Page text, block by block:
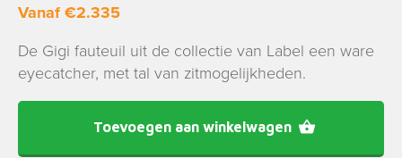
Vanaf €2.335
De Gigi fauteuil uit de collectie van Label een ware
eyecatcher, met tal van zitmogelijkheden.
Toevoegen aan winkelwagen